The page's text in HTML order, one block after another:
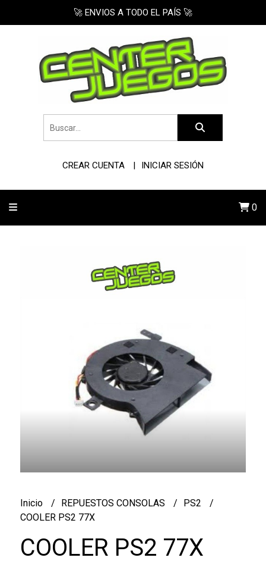
🚀 ENVIOS A TODO EL PAÍS 🚀
CREAR CUENTA INICIAR SESIÓN
0
Inicio REPUESTOS CONSOLAS
PS2
COOLER PS2 77X
COOLER PS2 77X